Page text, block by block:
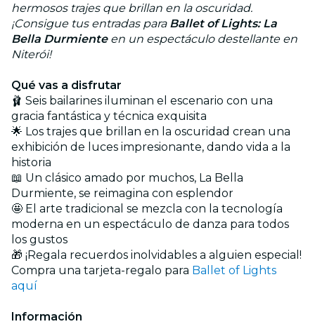
hermosos trajes que brillan en la oscuridad.
¡Consigue tus entradas para Ballet of Lights: La
Bella Durmienteen un espectáculo destellante en
Niterói!
Qué vas a disfrutar
🩰 Seis bailarines iluminan el escenario con una
gracia fantástica y técnica exquisita
🌟 Los trajes que brillan en la oscuridad crean una
exhibición de luces impresionante, dando vida a la
historia
📖 Un clásico amado por muchos, La Bella
Durmiente, se reimagina con esplendor
🤩 El arte tradicional se mezcla con la tecnología
moderna en un espectáculo de danza para todos
los gustos
🎁 ¡Regala recuerdos inolvidables a alguien especial!
Compra una tarjeta-regalo para Ballet of Lights
aquí
Información